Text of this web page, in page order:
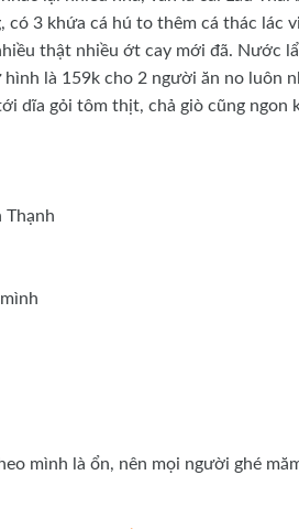
có 3 khứa cá hú to thêm cá thác
thật nhiều ớt cay mới đã. Nước
hình là 159k cho 2 người ăn no luôn
dĩa gỏi tôm thịt, chả giò cũng ngon
Thạnh
mình là ổn, nên mọi người ghé